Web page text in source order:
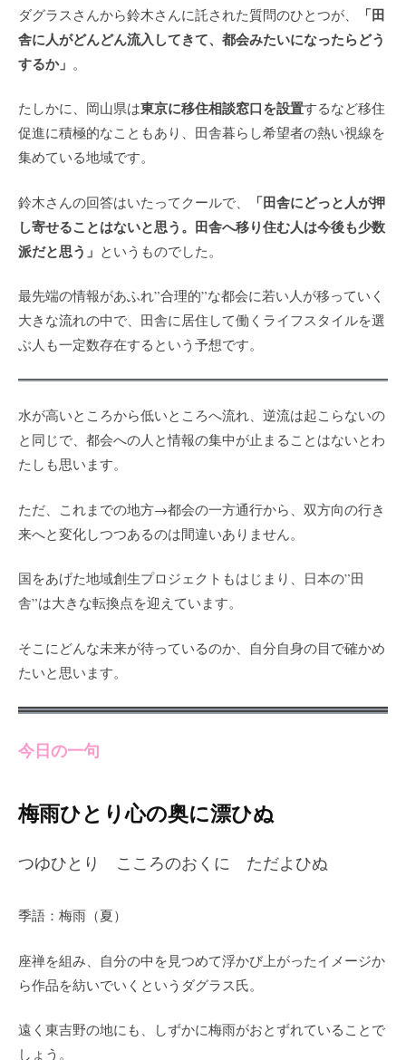
ダグラスさんから鈴木さんに託された質問のひとつが、
「田
舎に人がどんどん流入してきて、都会みたいになったらどう
するか」 。
たしかに、岡山県は東京に移住相談窓口を設置するなど移住
促進に積極的なこともあり、田舎暮らし希望者の熱い視線を
集めている地域です。
鈴木さんの回答はいたってクールで、
「田舎にどっと人が押
し寄せることはないと思う。田舎へ移り住む人は今後も少数
派だと思う」 というものでした。
最先端の情報があふれ”合理的”な都会に若い人が移っていく
大きな流れの中で、田舎に居住して働くライフスタイルを選
ぶ人も一定数存在するという予想です。
水が高いところから低いところへ流れ、逆流は起こらないの
と同じで、都会への人と情報の集中が止まることはないとわ
たしも思います。
ただ、 これまでの地方→都会の一方通行から、双方向の行き
来へと変化しつつあるのは間違いありません。
国をあげた地域創生プロジェクトもはじまり、日本の”田
舎”は大きな転換点を迎えています。
そこにどんな未来が待っているのか、自分自身の目で確かめ
たいと思います。
今日の一句
梅雨ひとり心の奥に漂ひぬ
つゆひとり こころのおくに ただよひぬ
季語：梅雨（夏）
座禅を組み、自分の中を見つめて浮かび上がったイメージか
ら作品を紡いでいくというダグラス氏。
遠く東吉野の地にも、しずかに梅雨がおとずれていることで
しょう。